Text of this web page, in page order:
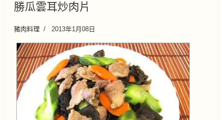
勝瓜雲耳炒肉片
豬肉料理 2013年1月08日